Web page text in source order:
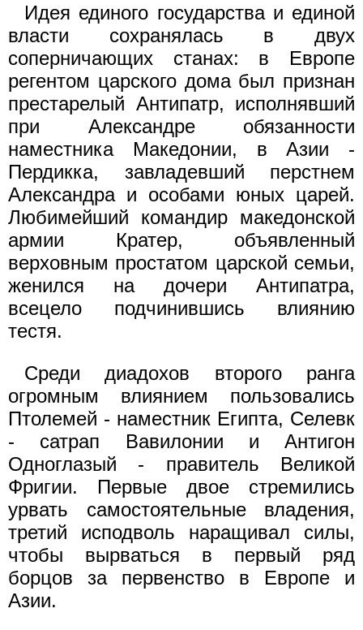
Идея единого государства и единой
власти сохранялась в двух
соперничающих станах: в Европе
регентом царского дома был при­знан
престарелый Антипатр, исполнявший
при Александре обязан­ности
наместника Македонии, в Азии -
Пердикка, завладевший перстнем
Александра и особами юных царей.
Любимейший командир македонской
армии Кратер, объявленный
верховным простатом цар­ской семьи,
женился на дочери Антипатра,
всецело подчинившись влиянию
тестя.
Среди диадохов второго ранга
огромным влиянием пользова­лись
Птолемей - наместник Египта, Селевк
- сатрап Вавилонии и Антигон
Одноглазый - правитель Великой
Фригии. Первые двое стремились
урвать самостоятельные владения,
третий исподволь наращивал силы,
чтобы вырваться в первый ряд
борцов за первен­ство в Европе и
Азии.